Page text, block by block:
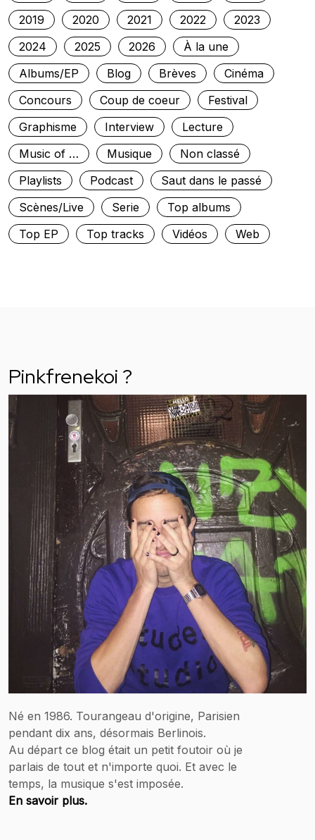
2019
2020 2021 2022
2023
2024
2025 2026
À la une
Albums/EP
Blog Brèves
Cinéma
Concours
Coup de coeur
Festival
Graphisme
Interview
Lecture
Music of …
Musique
Non classé
Playlists
Podcast
Saut dans le passé
Scènes/Live
Serie
Top albums
Top EP
Top tracks Vidéos Web
Pinkfrenekoi ?
Né en 1986. Tourangeau d'origine, Parisien
pendant dix ans, désormais Berlinois.
Au départ ce blog était un petit foutoir où je
parlais de tout et n'importe quoi. Et avec le
temps, la musique s'est imposée.
En savoir plus.